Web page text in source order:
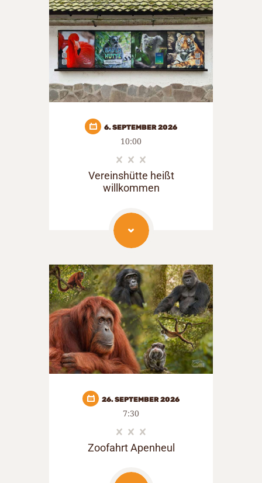
6. SEPTEMBER 2026
10:00
Vereinshütte heißt
willkommen
26. SEPTEMBER 2026
7:30
Zoofahrt Apenheul